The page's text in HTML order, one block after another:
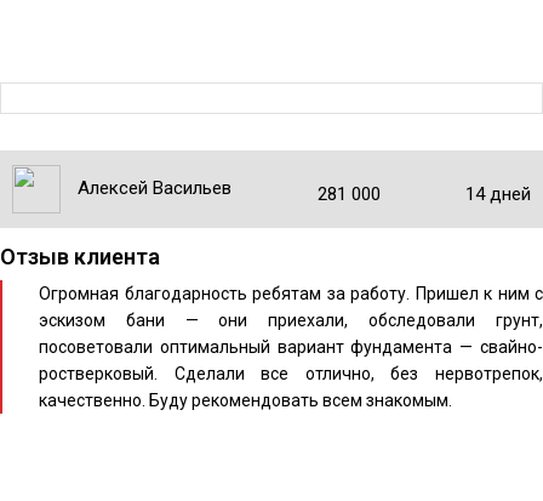
Алексей Васильев 281 000 14 дней
Отзыв клиента
Огромная благодарность ребятам за работу. Пришел к ним с
эскизом бани — они приехали, обследовали грунт,
посоветовали оптимальный вариант фундамента — свайно-
ростверковый. Сделали все отлично, без нервотрепок,
качественно. Буду рекомендовать всем знакомым.